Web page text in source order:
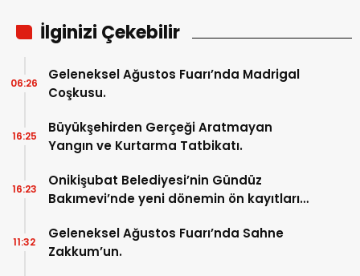
İlginizi Çekebilir
Geleneksel Ağustos Fuarı’nda Madrigal
Coşkusu.
06:26
Büyükşehirden Gerçeği Aratmayan
Yangın ve Kurtarma Tatbikatı.
16:25
Onikişubat Belediyesi’nin Gündüz
Bakımevi’nde yeni dönemin ön kayıtları
16:23
Geleneksel Ağustos Fuarı’nda Sahne
Zakkum’un.
11:32